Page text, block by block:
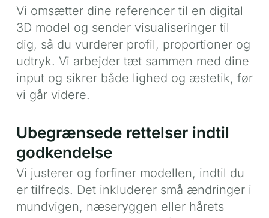
Vi omsætter dine referencer til en digital
3D model og sender visualiseringer til
dig, så du vurderer profil, proportioner og
udtryk. Vi arbejder tæt sammen med dine
input og sikrer både lighed og æstetik, før
vi går videre.
Ubegrænsede rettelser indtil
godkendelse
Vi justerer og forfiner modellen, indtil du
er tilfreds. Det inkluderer små ændringer i
mundvigen, næseryggen eller hårets